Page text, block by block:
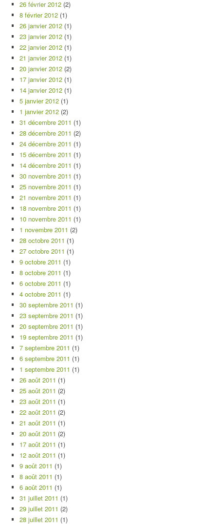
26 février 2012 (2)
8 février 2012 (1)
26 janvier 2012 (1)
23 janvier 2012 (1)
22 janvier 2012 (1)
21 janvier 2012 (1)
20 janvier 2012 (2)
17 janvier 2012 (1)
14 janvier 2012 (1)
5 janvier 2012 (1)
1 janvier 2012 (2)
31 décembre 2011 (1)
28 décembre 2011 (2)
24 décembre 2011 (1)
15 décembre 2011 (1)
14 décembre 2011 (1)
30 novembre 2011 (1)
25 novembre 2011 (1)
21 novembre 2011 (1)
18 novembre 2011 (1)
10 novembre 2011 (1)
1 novembre 2011 (2)
28 octobre 2011 (1)
27 octobre 2011 (1)
9 octobre 2011 (1)
8 octobre 2011 (1)
6 octobre 2011 (1)
4 octobre 2011 (1)
30 septembre 2011 (1)
23 septembre 2011 (1)
20 septembre 2011 (1)
19 septembre 2011 (1)
7 septembre 2011 (1)
6 septembre 2011 (1)
1 septembre 2011 (1)
26 août 2011 (1)
25 août 2011 (2)
23 août 2011 (1)
22 août 2011 (2)
21 août 2011 (1)
20 août 2011 (2)
17 août 2011 (1)
12 août 2011 (1)
9 août 2011 (1)
8 août 2011 (1)
6 août 2011 (1)
31 juillet 2011 (1)
29 juillet 2011 (2)
28 juillet 2011 (1)